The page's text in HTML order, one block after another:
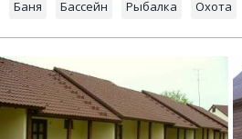
Баня Бассейн Рыбалка Охота